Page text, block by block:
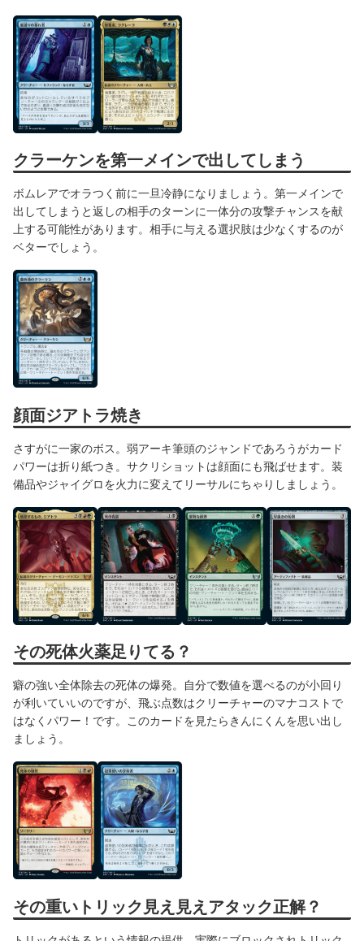
クラーケンを第一メインで出してしまう
ボムレアでオラつく前に一旦冷静になりましょう。第一メインで
出してしまうと返しの相手のターンに一体分の攻撃チャンスを献
上する可能性があります。相手に与える選択肢は少なくするのが
ベターでしょう。
顔面ジアトラ焼き
さすがに一家のボス。弱アーキ筆頭のジャンドであろうがカード
パワーは折り紙つき。サクリショットは顔面にも飛ばせます。装
備品やジャイグロを火力に変えてリーサルにちゃりしましょう。
その死体火薬足りてる？
癖の強い全体除去の死体の爆発。自分で数値を選べるのが小回り
が利いていいのですが、飛ぶ点数はクリーチャーのマナコストで
はなくパワー！です。このカードを見たらきんにくんを思い出し
ましょう。
その重いトリック見え見えアタック正解？